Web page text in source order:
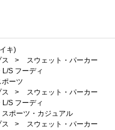
キ)
ス >
スウェット・パーカー
S フーディ
ーツ
ス >
スウェット・パーカー
S フーディ
スポーツ・カジュアル
ス >
スウェット・パーカー